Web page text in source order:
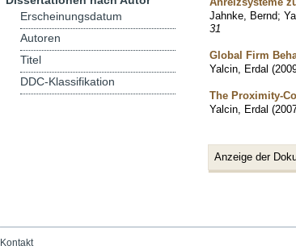
Jahnke, Bernd;
31
Global Firm
Yalcin, Erdal (
The Proximity-
Yalcin, Erdal (
Anzeige der
Erscheinungsdatum
Autoren
Titel
DDC-Klassifikation
Kontakt